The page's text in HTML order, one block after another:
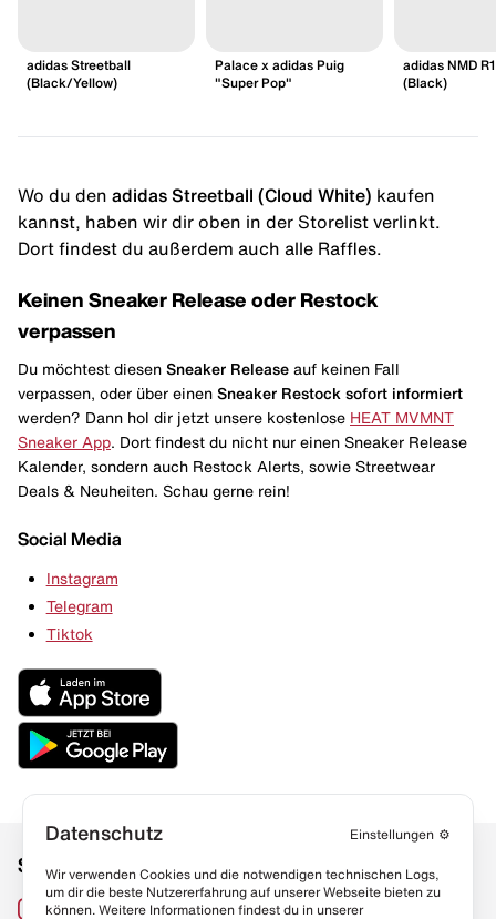
adidas Streetball
(Black/Yellow)
Palace x adidas Puig
"Super Pop"
adidas NMD
(Black)
Wo du den adidas Streetball (Cloud White) kaufen
kannst, haben wir dir oben in der Storelist verlinkt.
Dort findest du außerdem auch alle Raffles.
Keinen Sneaker Release oder Restock
verpassen
Du möchtest diesen Sneaker Release auf keinen Fall
verpassen, oder über einen Sneaker Restock sofort informiert
werden? Dann hol dir jetzt unsere kostenlose HEAT MVMNT
Sneaker App. Dort findest du nicht nur einen Sneaker Release
Kalender, sondern auch Restock Alerts, sowie Streetwear
Deals & Neuheiten. Schau gerne rein!
Social Media
Instagram
Telegram
Tiktok
Social Media
Instagram
Links
Sneaker Lexikon
Datenschutz Einstellungen ⚙️
Wir verwenden Cookies und die notwendigen technischen Logs,
um dir die beste Nutzererfahrung auf unserer Webseite bieten zu
können. Weitere Informationen findest du in unserer